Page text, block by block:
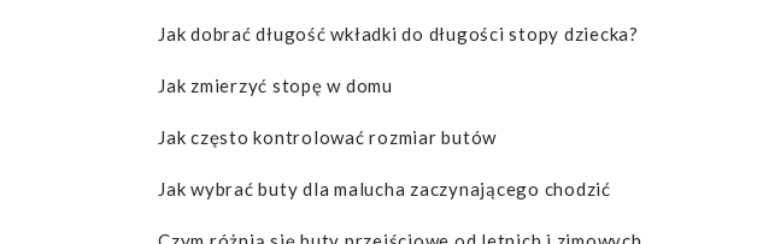
Jak dobrać długość wkładki do długości stopy dziecka?
Jak zmierzyć stopę w domu
Jak często kontrolować rozmiar butów
Jak wybrać buty dla malucha zaczynającego chodzić